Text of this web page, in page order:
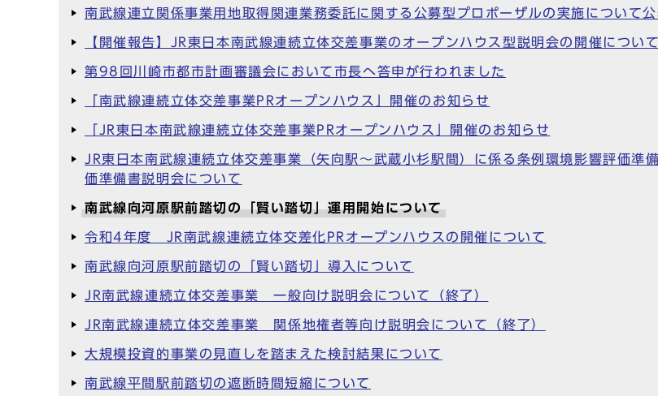
南武線連立関係事業用地取得関連業務委託に関する公募型プロポーザルの実施について
【開催報告】JR東日本南武線連続立体交差事業のオープンハウス型説明会の開催について
第98回川崎市都市計画審議会において市長へ答申が行われました
「南武線連続立体交差事業PRオープンハウス」開催のお知らせ
「JR東日本南武線連続立体交差事業PRオープンハウス」開催のお知らせ
JR東日本南武線連続立体交差事業（矢向駅～武蔵小杉駅間）に係る条例環境影響評価準
価準備書説明会について
南武線向河原駅前踏切の「賢い踏切」運用開始について
令和4年度 JR南武線連続立体交差化PRオープンハウスの開催について
南武線向河原駅前踏切の「賢い踏切」導入について
JR南武線連続立体交差事業 一般向け説明会について（終了）
JR南武線連続立体交差事業 関係地権者等向け説明会について（終了）
大規模投資的事業の見直しを踏まえた検討結果について
南武線平間駅前踏切の遮断時間短縮について